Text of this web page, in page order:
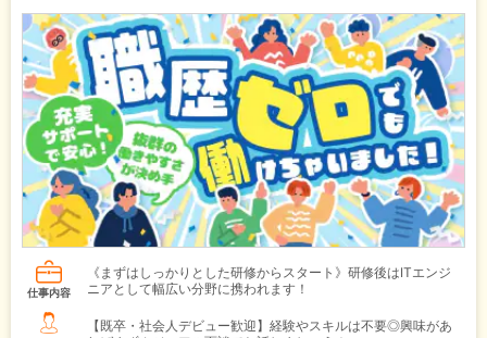
仕事内容
《まずはしっかりとした研修からスタート》研修後はITエンジ
ニアとして幅広い分野に携われます！
【既卒・社会人デビュー歓迎】経験やスキルは不要◎興味があ